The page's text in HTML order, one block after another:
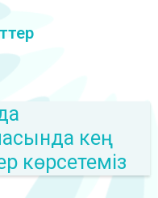
кең
көрсетеміз